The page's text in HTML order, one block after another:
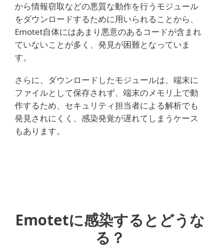
から情報窃取などの悪質な動作を行うモジュール
をダウンロードするために用いられることから、
Emotet自体にはあまり悪意のあるコードが含まれ
ていないことが多く、発見が困難となっていま
す。
さらに、ダウンロードしたモジュールは、端末に
ファイルとして保存されず、端末のメモリ上で動
作するため、セキュリティ担当者による解析でも
発見されにくく、感染発覚が遅れてしまうケース
もあります。
Emotetに感染するとどうな
る？